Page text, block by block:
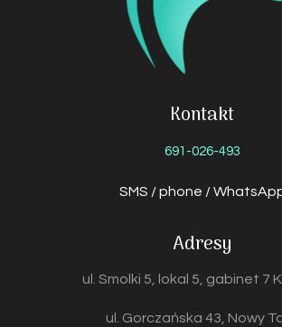
Kontakt
691-026-493
SMS / phone /
Adresy
ul. Smolki 5, lokal 5, gabinet 7
ul. Gorczańska 43, Nowy